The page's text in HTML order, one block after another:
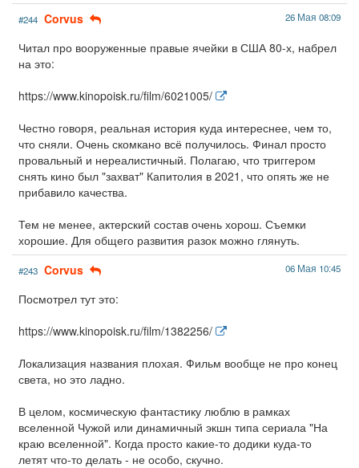
#244 Corvus 26 Мая 08:09
Читал про вооруженные правые ячейки в США 80-х, набрел
на это:
https://www.kinopoisk.ru/film/6021005/
Честно говоря, реальная история куда интереснее, чем то,
что сняли. Очень скомкано всё получилось. Финал просто
провальный и нереалистичный. Полагаю, что триггером
снять кино был "захват" Капитолия в 2021, что опять же не
прибавило качества.
Тем не менее, актерский состав очень хорош. Съемки
хорошие. Для общего развития разок можно глянуть.
#243 Corvus 06 Мая 10:45
Посмотрел тут это:
https://www.kinopoisk.ru/film/1382256/
Локализация названия плохая. Фильм вообще не про конец
света, но это ладно.
В целом, космическую фантастику люблю в рамках
вселенной Чужой или динамичный экшн типа сериала "На
краю вселенной". Когда просто какие-то додики куда-то
летят что-то делать - не особо, скучно.